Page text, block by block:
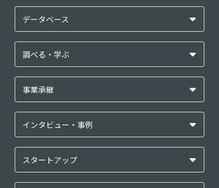
データベース
調べる・学ぶ
事業承継
インタビュー・事例
スタートアップ